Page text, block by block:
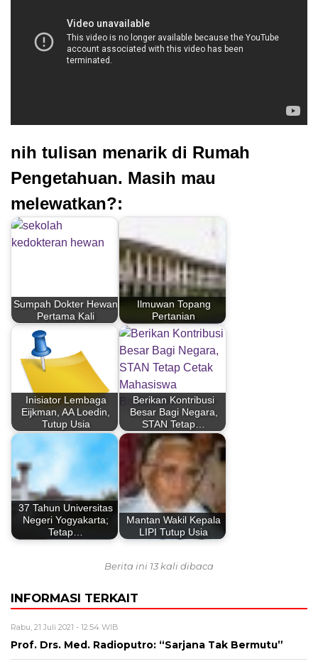
nih tulisan menarik di Rumah
Pengetahuan. Masih mau
melewatkan?:
Sumpah Dokter Hewan
Pertama Kali
Ilmuwan Topang
Pertanian
Inisiator Lembaga
Eijkman, AA Loedin,
Tutup Usia
Berikan Kontribusi
Besar Bagi Negara,
STAN Tetap…
37 Tahun Universitas
Negeri Yogyakarta;
Tetap…
Mantan Wakil Kepala
LIPI Tutup Usia
Berita ini 13 kali dibaca
INFORMASI TERKAIT
Rabu, 21 Juli 2021 - 12:54 WIB
Prof. Drs. Med. Radioputro: “Sarjana Tak Bermutu”